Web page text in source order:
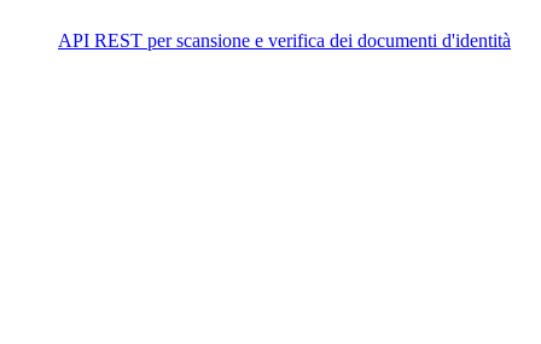
API REST per scansione e verifica dei documenti d'identità